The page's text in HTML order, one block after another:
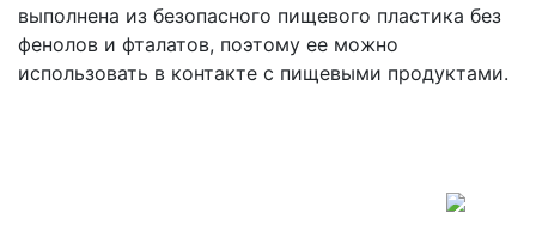
выполнена из безопасного пищевого пластика без
фенолов и фталатов, поэтому ее можно
использовать в контакте с пищевыми продуктами.